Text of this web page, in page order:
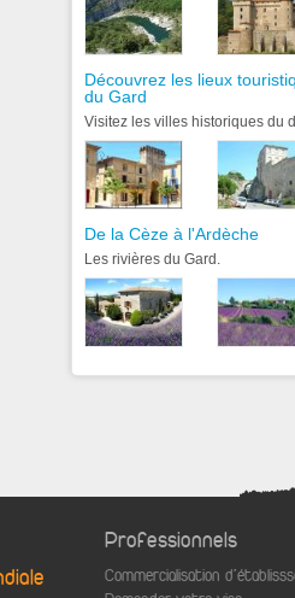
Découvrez les lieux
du Gard
Visitez les villes historiques du
De la Cèze à l'Ardèche
Les rivières du Gard.
Professionnels
Commercialisation